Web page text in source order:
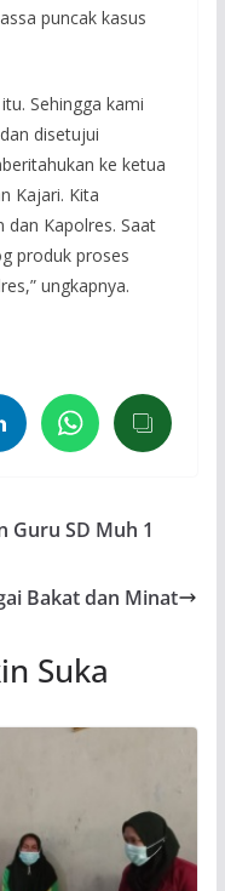
puncak kasus
Sehingga kami
disetujui
ke ketua
Kajari. Kita
dan Kapolres. Saat
produk proses
ungkapnya.
Guru SD Muh 1
Bakat dan Minat
Suka